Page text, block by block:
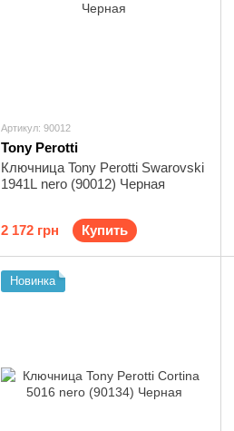
Артикул: 90012
Tony Perotti
Ключница Tony Perotti Swarovski
1941L nero (90012) Черная
2 172 грн Купить
Новинка